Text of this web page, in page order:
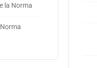
la Norma